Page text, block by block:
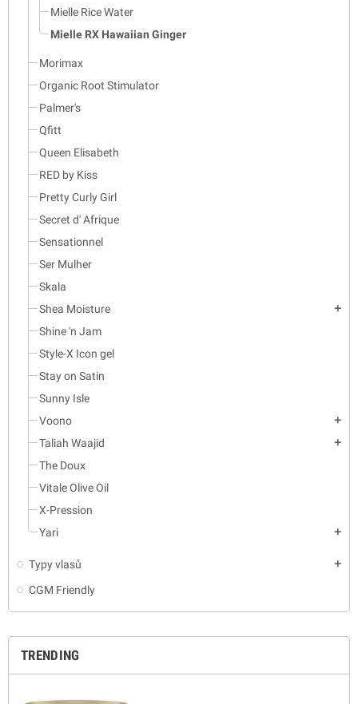
Mielle Rice Water
Mielle RX Hawaiian Ginger
Morimax
Organic Root Stimulator
Palmer's
Qfitt
Queen Elisabeth
RED by Kiss
Pretty Curly Girl
Secret d' Afrique
Sensationnel
Ser Mulher
Skala
Shea Moisture
add
Shine 'n Jam
Style-X Icon gel
Stay on Satin
Sunny Isle
Voono
add
Taliah Waajid add
The Doux
Vitale Olive Oil
X-Pression
Yari
add
Typy vlasů add
CGM Friendly
TRENDING